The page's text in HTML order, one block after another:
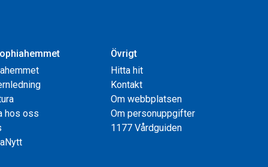
hos oss
Övrigt
Hitta hit
Kontakt
Om webbplatsen
Om personuppgifter
1177 Vårdguiden